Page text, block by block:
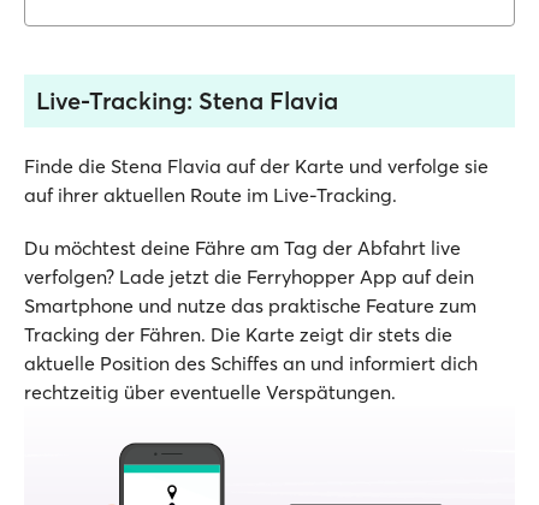
Live-Tracking: Stena Flavia
Finde die Stena Flavia auf der Karte und verfolge sie
auf ihrer aktuellen Route im Live-Tracking.
Du möchtest deine Fähre am Tag der Abfahrt live
verfolgen? Lade jetzt die Ferryhopper App auf dein
Smartphone und nutze das praktische Feature zum
Tracking der Fähren. Die Karte zeigt dir stets die
aktuelle Position des Schiffes an und informiert dich
rechtzeitig über eventuelle Verspätungen.